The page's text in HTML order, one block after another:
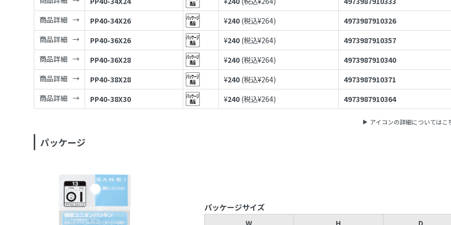
商品詳細
PP40-34X26 ¥240 (税込¥264)
4973987910326
商品詳細
PP40-36X26 ¥240 (税込¥264)
4973987910357
商品詳細
PP40-36X28 ¥240 (税込¥264)
4973987910340
商品詳細
PP40-38X28 ¥240 (税込¥264)
4973987910371
商品詳細
PP40-38X30 ¥240 (税込¥264) 4973987910364
アイコンの詳細についてはこ
パッケージ
パッケージサイズ